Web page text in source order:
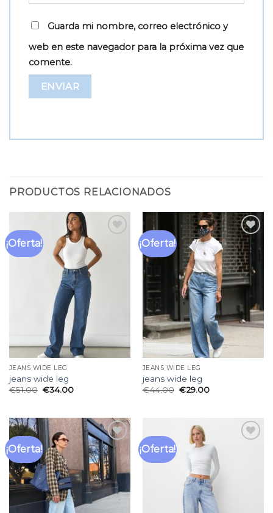
Guarda mi nombre, correo electrónico y
web en este navegador para la próxima vez que
comente.
PRODUCTOS RELACIONADOS
¡Oferta!
JEANS WIDE LEG
jeans wide leg
€51.00 €34.00
¡Oferta!
Añadir
a la
lista
de
deseos
JEANS WIDE LEG
jeans wide leg
€44.00 €29.00
¡Oferta!
Añadir
a la
lista
de
deseos
¡Oferta!